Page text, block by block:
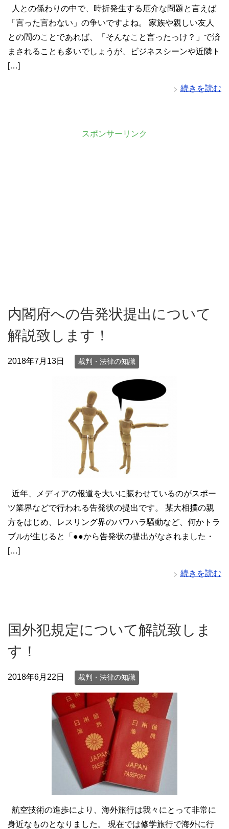
人との係わりの中で、時折発生する厄介な問題と言えば
「言った言わない」の争いですよね。 家族や親しい友人
との間のことであれば、「そんなこと言ったっけ？」で済
まされることも多いでしょうが、ビジネスシーンや近隣ト
[…]
続きを読む
スポンサーリンク
内閣府への告発状提出について
解説致します！
2018年7月13日 裁判・法律の知識
近年、メディアの報道を大いに賑わせているのがスポー
ツ業界などで行われる告発状の提出です。 某大相撲の親
方をはじめ、レスリング界のパワハラ騒動など、何かトラ
ブルが生じると「●●から告発状の提出がなされました・
[…]
続きを読む
国外犯規定について解説致しま
す！
2018年6月22日 裁判・法律の知識
航空技術の進歩により、海外旅行は我々にとって非常に
身近なものとなりました。 現在では修学旅行で海外に行